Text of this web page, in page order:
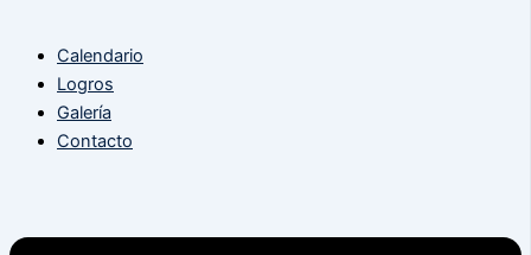
Calendario
Logros
Galería
Contacto